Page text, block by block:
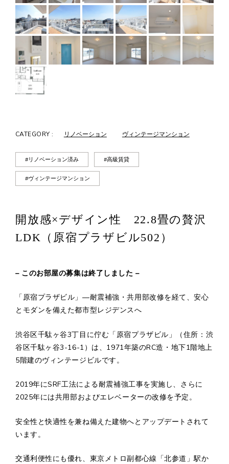
CATEGORY : リノベーション ヴィンテージマンション
#リノベーション済み #高級賃貸
#ヴィンテージマンション
開放感×デザイン性 22.8畳の贅沢
LDK（原宿プラザビル502）
– このお部屋の募集は終了しました –
「原宿プラザビル」―耐震補強・共用部改修を経て、安心
とモダンを備えた都市型レジデンスへ
渋谷区千駄ヶ谷3丁目に佇む「原宿プラザビル」（住所：渋
谷区千駄ヶ谷3-16-1）は、1971年築のRC造・地下1階地上
5階建のヴィンテージビルです。
2019年にSRF工法による耐震補強工事を実施し、さらに
2025年には共用部およびエレベーターの改修を予定。
安全性と快適性を兼ね備えた建物へとアップデートされて
います。
交通利便性にも優れ、東京メトロ副都心線「北参道」駅か